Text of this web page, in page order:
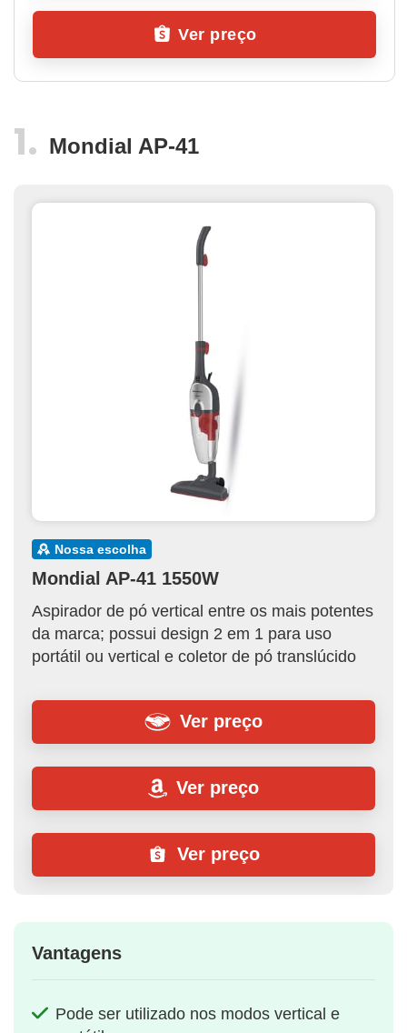
Ver preço
Mondial AP-41
nossa escolha
Mondial AP-41 1550W
Aspirador de pó vertical entre os mais potentes
da marca; possui design 2 em 1 para uso
portátil ou vertical e coletor de pó translúcido
Ver preço
Ver preço
Ver preço
Vantagens
Pode ser utilizado nos modos vertical e